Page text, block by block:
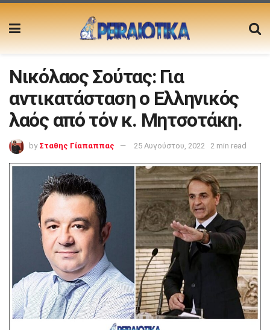
Νικόλαος Σούτας: Για
αντικατάσταση ο Ελληνικός
λαός από τόν κ. Μητσοτάκη.
by Σταθης Γίαπαππας 25 Αυγούστου, 2022 2 min read